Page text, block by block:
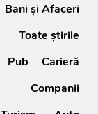
Bani și Afaceri
Toate știrile
Pub
Carieră
Companii